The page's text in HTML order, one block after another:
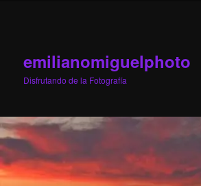
emilianomiguelphoto
Disfrutando de la Fotografía